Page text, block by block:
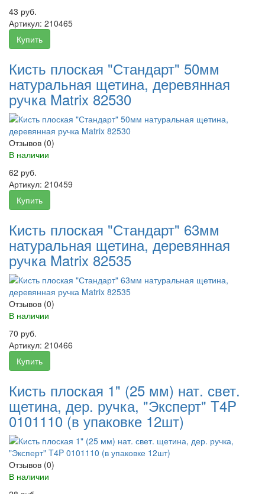
43 руб.
Артикул: 210465
Купить
Кисть плоская "Стандарт" 50мм
натуральная щетина, деревянная
ручка Matrix 82530
Отзывов (0)
В наличии
62 руб.
Артикул: 210459
Купить
Кисть плоская "Стандарт" 63мм
натуральная щетина, деревянная
ручка Matrix 82535
Отзывов (0)
В наличии
70 руб.
Артикул: 210466
Купить
Кисть плоская 1" (25 мм) нат. свет.
щетина, дер. ручка, "Эксперт" T4P
0101110 (в упаковке 12шт)
Отзывов (0)
В наличии